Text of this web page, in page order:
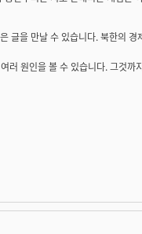
글을 만날 수 있습니다. 북한의 경
러 원인을 볼 수 있습니다. 그것까